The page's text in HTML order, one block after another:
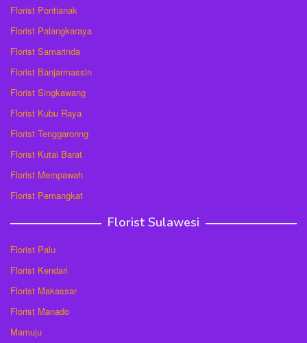
Florist Pontianak
Florist Palangkaraya
Florist Samarinda
Florist Banjarmassin
Florist Singkawang
Florist Kubu Raya
Florist Tenggaronng
Florist Kutai Barat
Florist Mempawah
Florist Pemangkat
Florist Sulawesi
Florist Palu
Florist Kendari
Florist Makassar
Florist Manado
Mamuju